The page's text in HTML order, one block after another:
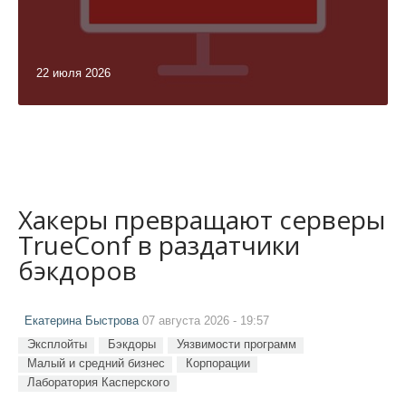
22 июля 2026
Хакеры превращают серверы
TrueConf в раздатчики
бэкдоров
Екатерина Быстрова07 августа 2026 - 19:57
Эксплойты Бэкдоры
Уязвимости программ
Малый и средний бизнес
Корпорации
Лаборатория Касперского